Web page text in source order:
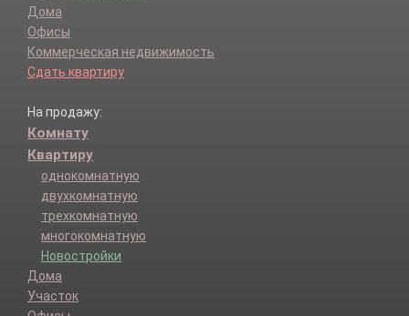
Дома
Офисы
Коммерческая недвижимость
Сдать квартиру
На продажу:
Комнату
Квартиру
однокомнатную
двухкомнатную
трехкомнатную
многокомнатную
Новостройки
Дома
Участок